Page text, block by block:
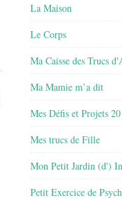
La Maison
Le Corps
Ma Caisse des Trucs
Ma Mamie m’a dit
Mes Défis et Projets
Mes trucs de Fille
Mon Petit Jardin (d')
Petit Exercice de